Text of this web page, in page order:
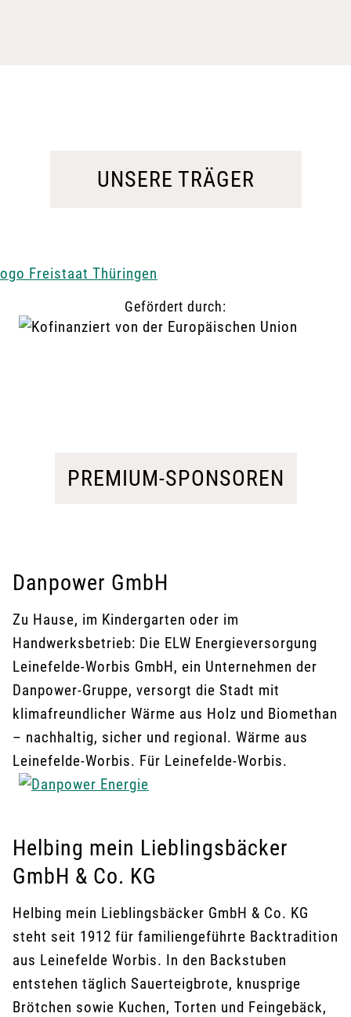
UNSERE TRÄGER
Gefördert durch:
PREMIUM-SPONSOREN
Danpower GmbH
Zu Hause, im Kindergarten oder im
Handwerksbetrieb: Die ELW Energieversorgung
Leinefelde-Worbis GmbH, ein Unternehmen der
Danpower-Gruppe, versorgt die Stadt mit
klimafreundlicher Wärme aus Holz und Biomethan
– nachhaltig, sicher und regional. Wärme aus
Leinefelde-Worbis. Für Leinefelde-Worbis.
Helbing mein Lieblingsbäcker
GmbH & Co. KG
Helbing mein Lieblingsbäcker GmbH & Co. KG
steht seit 1912 für familiengeführte Backtradition
aus Leinefelde Worbis. In den Backstuben
entstehen täglich Sauerteigbrote, knusprige
Brötchen sowie Kuchen, Torten und Feingebäck,